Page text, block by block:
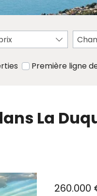
Première ligne
La
260.000